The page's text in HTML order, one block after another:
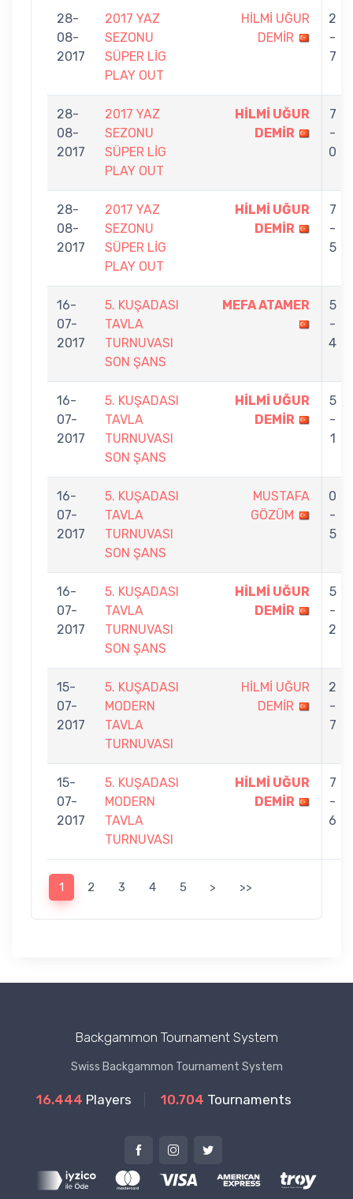
28-
08-
2017
2017 YAZ
SEZONU
SÜPER LİG
PLAY OUT
HİLMİ UĞUR
DEMİR
2
-
7
28-
08-
2017
2017 YAZ
SEZONU
SÜPER LİG
PLAY OUT
HİLMİ UĞUR
DEMİR
7
-
0
28-
08-
2017
2017 YAZ
SEZONU
SÜPER LİG
PLAY OUT
HİLMİ UĞUR
DEMİR
7
-
5
16-
07-
2017
5. KUŞADASI
TAVLA
TURNUVASI
SON ŞANS
MEFA ATAMER
5
-
4
16-
07-
2017
5. KUŞADASI
TAVLA
TURNUVASI
SON ŞANS
HİLMİ UĞUR
DEMİR
5
-
1
16-
07-
2017
5. KUŞADASI
TAVLA
TURNUVASI
SON ŞANS
MUSTAFA
GÖZÜM
0
-
5
16-
07-
2017
5. KUŞADASI
TAVLA
TURNUVASI
SON ŞANS
HİLMİ UĞUR
DEMİR
5
-
2
15-
07-
2017
5. KUŞADASI
MODERN
TAVLA
TURNUVASI
HİLMİ UĞUR
DEMİR
2
-
7
15-
07-
2017
5. KUŞADASI
MODERN
TAVLA
TURNUVASI
HİLMİ UĞUR
DEMİR
7
-
6
1 2 3 4 5 > >>
Backgammon Tournament System
Swiss Backgammon Tournament System
16.444 Players 10.704 Tournaments